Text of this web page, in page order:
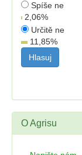
Spíše ne
2,06%
Určitě ne
11,85%
O Agrisu